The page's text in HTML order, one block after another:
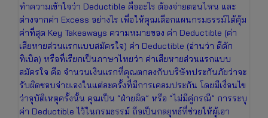
ทำความเข้าใจว่า Deductible คืออะไร ต้องจ่ายตอนไหน และ
ต่างจากค่า Excess อย่างไร เพื่อให้คุณเลือกแผนกรมธรรม์ได้คุ้ม
ค่าที่สุด Key Takeaways ความหมายของ ค่า Deductible (ค่า
เสียหายส่วนแรกแบบสมัครใจ) ค่า Deductible (อ่านว่า ดีดัก
ทิเบิล) หรือที่เรียกเป็นภาษาไทยว่า ค่าเสียหายส่วนแรกแบบ
สมัครใจ คือ จำนวนเงินแรกที่คุณตกลงกับบริษัทประกันภัยว่าจะ
รับผิดชอบจ่ายเองในแต่ละครั้งที่มีการเคลมประกัน โดยมีเงื่อนไข
ว่าอุบัติเหตุครั้งนั้น คุณเป็น “ฝ่ายผิด” หรือ “ไม่มีคู่กรณี” การระบุ
ค่า Deductible ไว้ในกรมธรรม์ ถือเป็นกลยุทธ์ที่ช่วยให้ผู้เอา